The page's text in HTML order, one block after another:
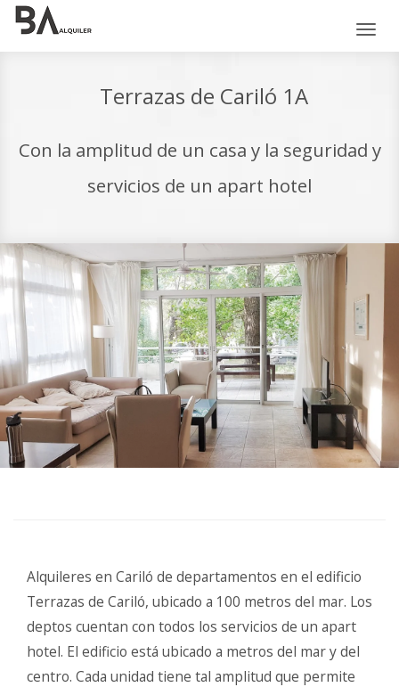
Toggle
Terrazas de Cariló 1A
Con la amplitud de un casa y la seguridad y
servicios de un apart hotel
Alquileres en Cariló de departamentos en el edificio
Terrazas de Cariló, ubicado a 100 metros del mar. Los
deptos cuentan con todos los servicios de un apart
hotel. El edificio está ubicado a metros del mar y del
centro. Cada unidad tiene tal amplitud que permite